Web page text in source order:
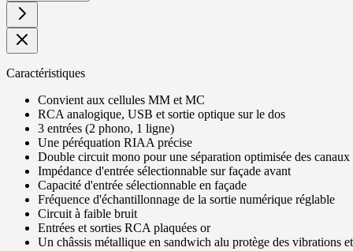
Caractéristiques
Convient aux cellules MM et MC
RCA analogique, USB et sortie optique sur le dos
3 entrées (2 phono, 1 ligne)
Une péréquation RIAA précise
Double circuit mono pour une séparation optimisée des canaux
Impédance d'entrée sélectionnable sur façade avant
Capacité d'entrée sélectionnable en façade
Fréquence d'échantillonnage de la sortie numérique réglable
Circuit à faible bruit
Entrées et sorties RCA plaquées or
Un châssis métallique en sandwich alu protège des vibrations